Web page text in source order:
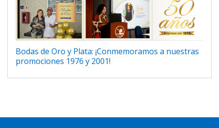
Bodas de Oro y Plata: ¡Conmemoramos a nuestras
promociones 1976 y 2001!